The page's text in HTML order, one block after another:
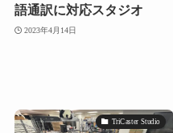
語通訳に対応スタジオ
2023年4月14日
TriCaster Studio